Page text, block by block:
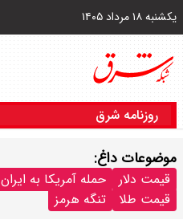
یکشنبه ۱۸ مرداد ۱۴۰۵
روزنامه شرق
موضوعات داغ:
قیمت دلار حمله آمریکا به ایران
قیمت طلا
تنگه هرمز